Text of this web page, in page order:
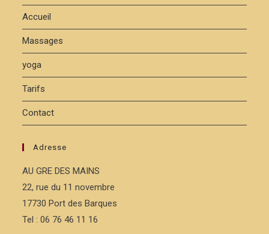
Accueil
Massages
yoga
Tarifs
Contact
Adresse
AU GRE DES MAINS
22, rue du 11 novembre
17730 Port des Barques
Tel : 06 76 46 11 16